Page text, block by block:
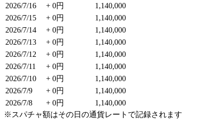
2026/7/16
+ 0円
1,140,000
2026/7/15
+ 0円
1,140,000
2026/7/14
+ 0円
1,140,000
2026/7/13
+ 0円
1,140,000
2026/7/12
+ 0円
1,140,000
2026/7/11
+ 0円
1,140,000
2026/7/10
+ 0円
1,140,000
2026/7/9
+ 0円
1,140,000
2026/7/8
+ 0円
1,140,000
※スパチャ額はその日の通貨レートで記録されます